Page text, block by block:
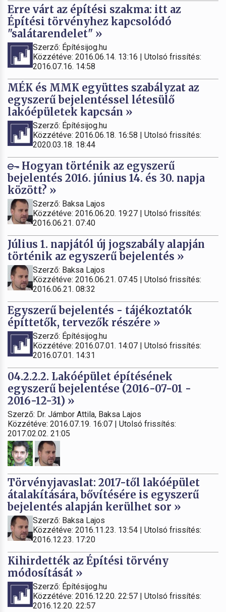
Erre várt az építési szakma: itt az
Építési törvényhez kapcsolódó
"salátarendelet" »
Szerző: Építésijog.hu
Közzétéve: 2016.06.14. 13:16 | Utolsó frissítés:
2016.07.16. 14:58
MÉK és MMK együttes szabályzat az
egyszerű bejelentéssel létesülő
lakóépületek kapcsán »
Szerző: Építésijog.hu
Közzétéve: 2016.06.18. 16:58 | Utolsó frissítés:
2020.03.18. 18:44
Hogyan történik az egyszerű
bejelentés 2016. június 14. és 30. napja
között? »
Szerző: Baksa Lajos
Közzétéve: 2016.06.20. 19:27 | Utolsó frissítés:
2016.06.21. 07:40
Július 1. napjától új jogszabály alapján
történik az egyszerű bejelentés »
Szerző: Baksa Lajos
Közzétéve: 2016.06.21. 07:45 | Utolsó frissítés:
2016.06.21. 08:32
Egyszerű bejelentés - tájékoztatók
építtetők, tervezők részére »
Szerző: Építésijog.hu
Közzétéve: 2016.07.01. 14:07 | Utolsó frissítés:
2016.07.01. 14:31
04.2.2.2. Lakóépület építésének
egyszerű bejelentése (2016-07-01 -
2016-12-31) »
Szerző: Dr. Jámbor Attila, Baksa Lajos
Közzétéve: 2016.07.19. 16:07 | Utolsó frissítés:
2017.02.02. 21:05
Törvényjavaslat: 2017-től lakóépület
átalakítására, bővítésére is egyszerű
bejelentés alapján kerülhet sor »
Szerző: Baksa Lajos
Közzétéve: 2016.11.23. 13:54 | Utolsó frissítés:
2016.12.23. 17:20
Kihirdették az Építési törvény
módosítását »
Szerző: Építésijog.hu
Közzétéve: 2016.12.20. 22:57 | Utolsó frissítés:
2016.12.20. 22:57